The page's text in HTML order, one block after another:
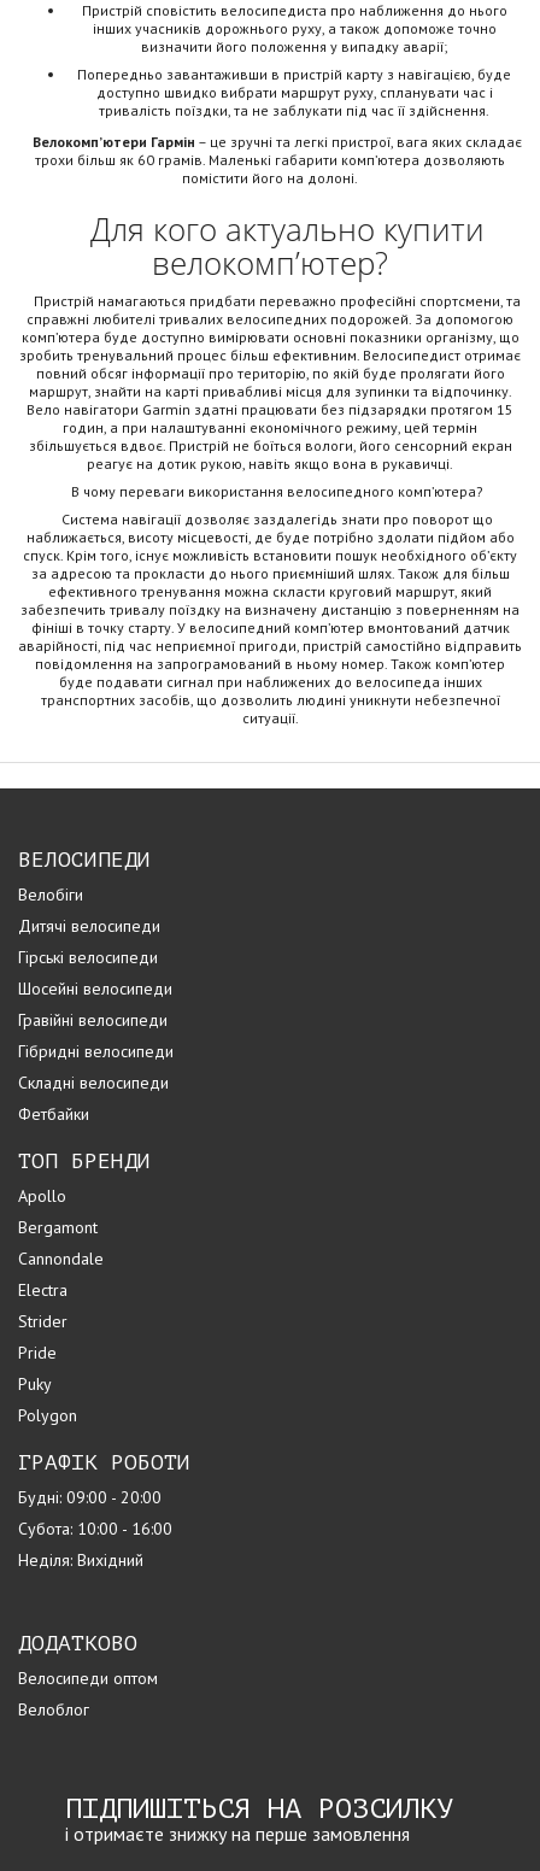
Пристрій сповістить велосипедиста про наближення до нього
інших учасників дорожнього руху, а також допоможе точно
визначити його положення у випадку аварії;
Попередньо завантаживши в пристрій карту з навігацією, буде
доступно швидко вибрати маршрут руху, спланувати час і
тривалість поїздки, та не заблукати під час її здійснення.
Велокомп’ютери Гармін – це зручні та легкі пристрої, вага яких складає
трохи більш як 60 грамів. Маленькі габарити комп’ютера дозволяють
помістити його на долоні.
Для кого актуально купити
велокомп’ютер?
Пристрій намагаються придбати переважно професійні спортсмени, та
справжні любителі тривалих велосипедних подорожей. За допомогою
комп’ютера буде доступно вимірювати основні показники організму, що
зробить тренувальний процес більш ефективним. Велосипедист отримає
повний обсяг інформації про територію, по якій буде пролягати його
маршрут, знайти на карті привабливі місця для зупинки та відпочинку.
Вело навігатори Garmin здатні працювати без підзарядки протягом 15
годин, а при налаштуванні економічного режиму, цей термін
збільшується вдвоє. Пристрій не боїться вологи, його сенсорний екран
реагує на дотик рукою, навіть якщо вона в рукавичці.
В чому переваги використання велосипедного комп’ютера?
Система навігації дозволяє заздалегідь знати про поворот що
наближається, висоту місцевості, де буде потрібно здолати підйом або
спуск. Крім того, існує можливість встановити пошук необхідного об’єкту
за адресою та прокласти до нього приємніший шлях. Також для більш
ефективного тренування можна скласти круговий маршрут, який
забезпечить тривалу поїздку на визначену дистанцію з поверненням на
фініші в точку старту. У велосипедний комп’ютер вмонтований датчик
аварійності, під час неприємної пригоди, пристрій самостійно відправить
повідомлення на запрограмований в ньому номер. Також комп’ютер
буде подавати сигнал при наближених до велосипеда інших
транспортних засобів, що дозволить людині уникнути небезпечної
ситуації.
ВЕЛОСИПЕДИ
Велобіги
Дитячі велосипеди
Гірські велосипеди
Шосейні велосипеди
Гравійні велосипеди
Гібридні велосипеди
Складні велосипеди
Фетбайки
ТОП БРЕНДИ
Apollo
Bergamont
Cannondale
Electra
Strider
Pride
Puky
Polygon
ГРАФІК РОБОТИ
Будні: 09:00 - 20:00
Субота: 10:00 - 16:00
Неділя: Вихідний
ДОДАТКОВО
Велосипеди оптом
Велоблог
ПІДПИШІТЬСЯ НА РОЗСИЛКУ
і отримаєте знижку на перше замовлення